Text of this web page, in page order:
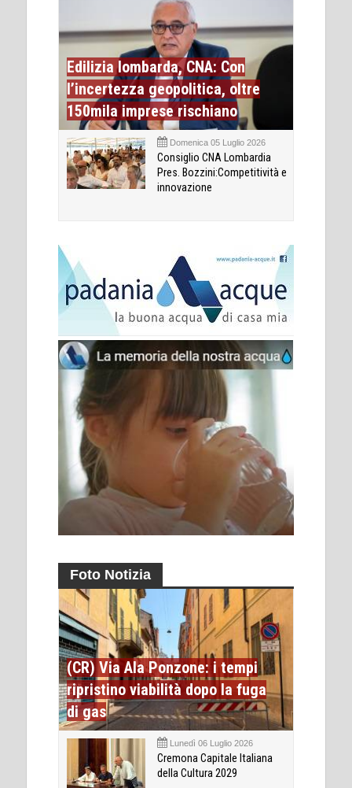
Edilizia lombarda, CNA: Con
l’incertezza geopolitica, oltre
150mila imprese rischiano
Domenica 05 Luglio 2026
Consiglio CNA Lombardia
Pres. Bozzini:Competitività e
innovazione
Foto Notizia
(CR) Via Ala Ponzone: i tempi
ripristino viabilità dopo la fuga
di gas
Lunedì 06 Luglio 2026
Cremona Capitale Italiana
della Cultura 2029